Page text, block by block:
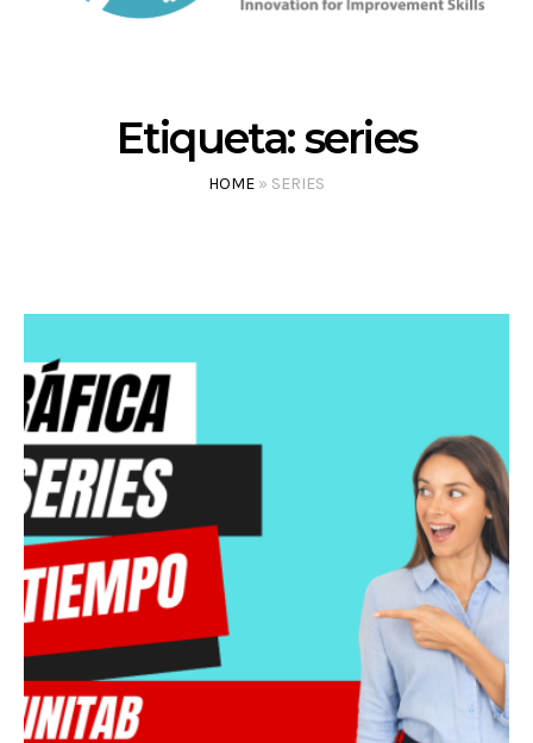
Etiqueta:series
HOME » SERIES